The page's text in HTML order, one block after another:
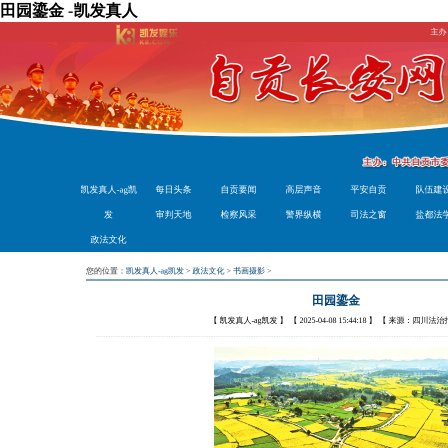
田园鎏金 -凯发真人
主
凯发真人-ag凯
发
每日头条 自贡要闻 高层声音 平安自贡 队伍建
审判天地 检察风采 警界纵横 司法之窗 盐都法
政法文化
您的位置： 凯发真人-ag凯发 > 政法文化 > 书画摄影 >
田园鎏金
【 凯发真人-ag凯发 】 【 2025-04-08 15:44:18 】 【 来源：四川法治